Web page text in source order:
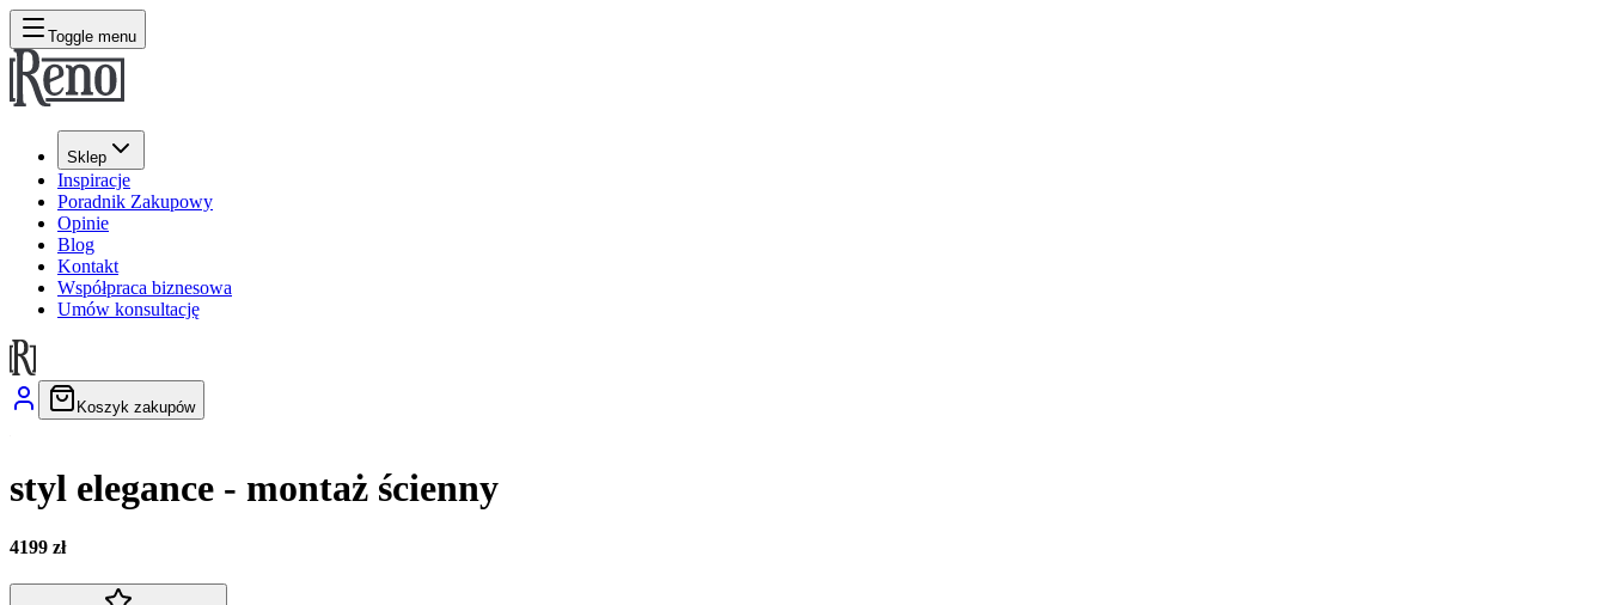
Toggle menu
Sklep
Inspiracje
Poradnik Zakupowy
Opinie
Blog
Kontakt
Współpraca biznesowa
Umów konsultację
Koszyk zakupów
styl elegance - montaż ścienny
4199 zł